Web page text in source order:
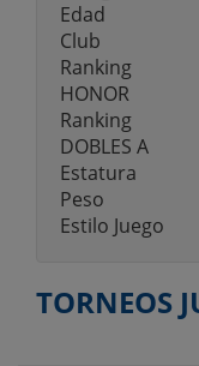
Edad
Club
Ranking
HONOR
Ranking
DOBLES A
Estatura
Peso
Estilo Juego
TORNEOS